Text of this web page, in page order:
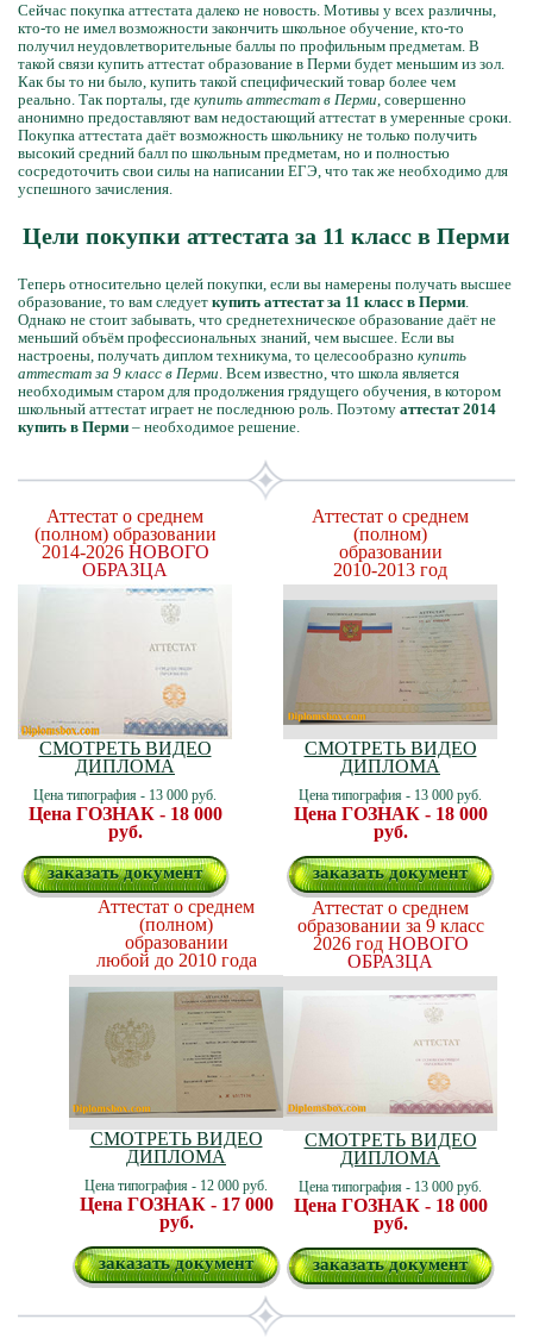
Сейчас покупка аттестата далеко не новость. Мотивы у всех различны,
кто-то не имел возможности закончить школьное обучение, кто-то
получил неудовлетворительные баллы по профильным предметам. В
такой связи купить аттестат образование в Перми будет меньшим из зол.
Как бы то ни было, купить такой специфический товар более чем
реально. Так порталы, где купить аттестат в Перми, совершенно
анонимно предоставляют вам недостающий аттестат в умеренные сроки.
Покупка аттестата даёт возможность школьнику не только получить
высокий средний балл по школьным предметам, но и полностью
сосредоточить свои силы на написании ЕГЭ, что так же необходимо для
успешного зачисления.
Цели покупки аттестата за 11 класс в Перми
Теперь относительно целей покупки, если вы намерены получать высшее
образование, то вам следует купить аттестат за 11 класс в Перми.
Однако не стоит забывать, что среднетехническое образование даёт не
меньший объём профессиональных знаний, чем высшее. Если вы
настроены, получать диплом техникума, то целесообразно купить
аттестат за 9 класс в Перми. Всем известно, что школа является
необходимым старом для продолжения грядущего обучения, в котором
школьный аттестат играет не последнюю роль. Поэтому аттестат 2014
купить в Перми – необходимое решение.
Аттестат о среднем
(полном) образовании
2014-2026 НОВОГО
ОБРАЗЦА
СМОТРЕТЬ ВИДЕО
ДИПЛОМА
Цена типография - 13 000 руб.
Цена ГОЗНАК - 18 000
руб.
заказать документ
Аттестат о среднем
(полном)
образовании
2010-2013 год
СМОТРЕТЬ ВИДЕО
ДИПЛОМА
Цена типография - 13 000 руб.
Цена ГОЗНАК - 18 000
руб.
заказать документ
Аттестат о среднем
(полном)
образовании
любой до 2010 года
СМОТРЕТЬ ВИДЕО
ДИПЛОМА
Цена типография - 12 000 руб.
Цена ГОЗНАК - 17 000
руб.
заказать документ
Аттестат о среднем
образовании за 9 класс
2026 год НОВОГО
ОБРАЗЦА
СМОТРЕТЬ ВИДЕО
ДИПЛОМА
Цена типография - 13 000 руб.
Цена ГОЗНАК - 18 000
руб.
заказать документ